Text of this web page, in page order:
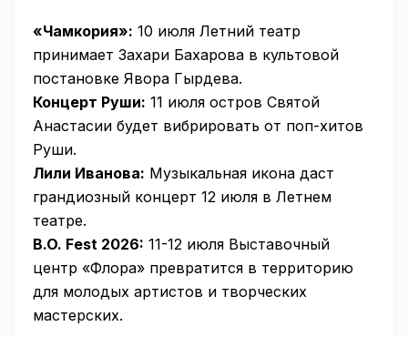
«Чамкория»: 10 июля Летний театр
принимает Захари Бахарова в культовой
постановке Явора Гырдева.
Концерт Руши: 11 июля остров Святой
Анастасии будет вибрировать от поп-хитов
Руши.
Лили Иванова: Музыкальная икона даст
грандиозный концерт 12 июля в Летнем
театре.
B.O. Fest 2026: 11-12 июля Выставочный
центр «Флора» превратится в территорию
для молодых артистов и творческих
мастерских.